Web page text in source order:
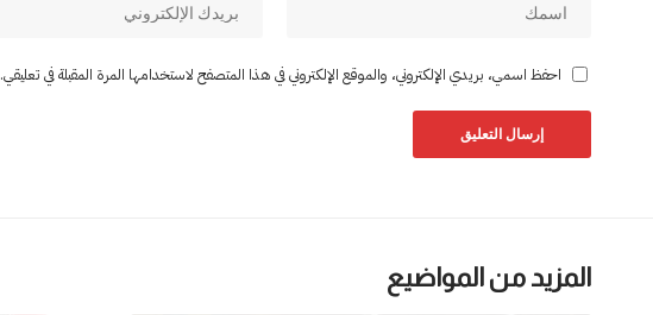
احفظ اسمي، بريدي الإلكتروني، والموقع الإلكتروني في هذا المتصفح لاستخدامها المرة المقبلة في تعليقي.
المزيد من المواضيع